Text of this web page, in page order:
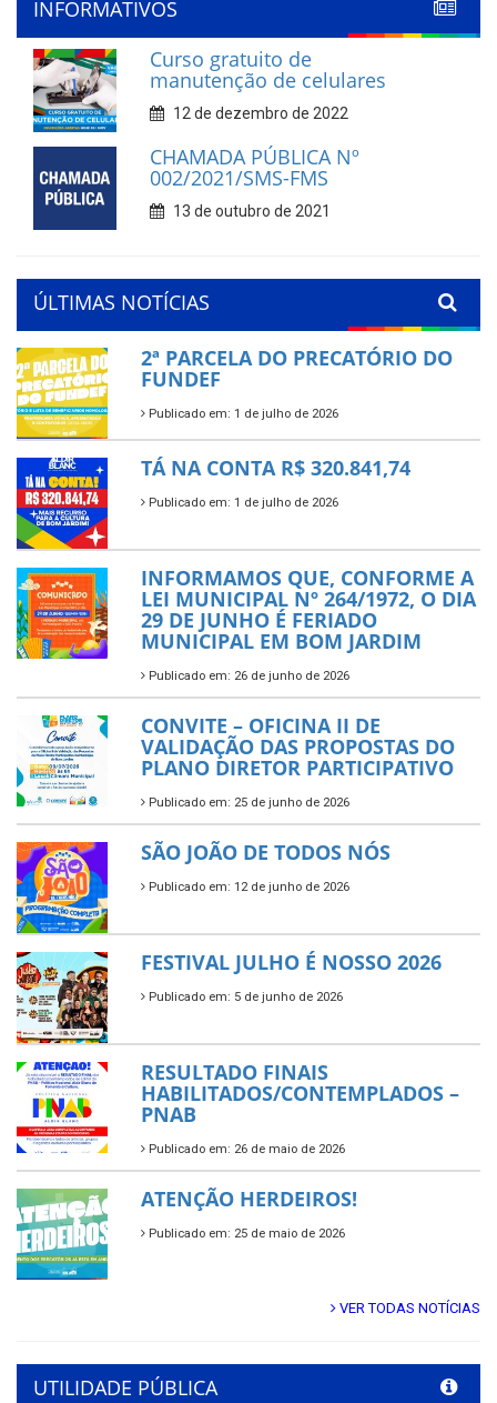
INFORMATIVOS
Curso gratuito de
manutenção de celulares
12 de dezembro de 2022
CHAMADA PÚBLICA Nº
002/2021/SMS-FMS
13 de outubro de 2021
ÚLTIMAS NOTÍCIAS
2ª PARCELA DO PRECATÓRIO DO
FUNDEF
Publicado em: 1 de julho de 2026
TÁ NA CONTA R$ 320.841,74
Publicado em: 1 de julho de 2026
INFORMAMOS QUE, CONFORME A
LEI MUNICIPAL Nº 264/1972, O DIA
29 DE JUNHO É FERIADO
MUNICIPAL EM BOM JARDIM
Publicado em: 26 de junho de 2026
CONVITE – OFICINA II DE
VALIDAÇÃO DAS PROPOSTAS DO
PLANO DIRETOR PARTICIPATIVO
Publicado em: 25 de junho de 2026
SÃO JOÃO DE TODOS NÓS
Publicado em: 12 de junho de 2026
FESTIVAL JULHO É NOSSO 2026
Publicado em: 5 de junho de 2026
RESULTADO FINAIS
HABILITADOS/CONTEMPLADOS –
PNAB
Publicado em: 26 de maio de 2026
ATENÇÃO HERDEIROS!
Publicado em: 25 de maio de 2026
VER TODAS NOTÍCIAS
UTILIDADE PÚBLICA